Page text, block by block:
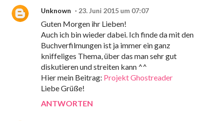
Unknown 23. Juni 2015 um 07:07
Guten Morgen ihr Lieben!
Auch ich bin wieder dabei. Ich finde da mit den
Buchverfilmungen ist ja immer ein ganz
kniffeliges Thema, über das man sehr gut
diskutieren und streiten kann ^^
Hier mein Beitrag: Projekt Ghostreader
Liebe Grüße!
ANTWORTEN